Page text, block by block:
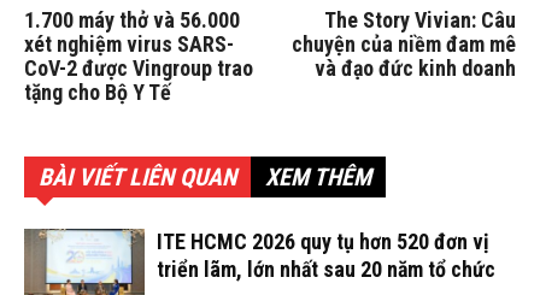
1.700 máy thở và 56.000
xét nghiệm virus SARS-
CoV-2 được Vingroup trao
tặng cho Bộ Y Tế
The Story Vivian: Câu
chuyện của niềm đam mê
và đạo đức kinh doanh
BÀI VIẾT LIÊN QUAN XEM THÊM
ITE HCMC 2026 quy tụ hơn 520 đơn vị
triển lãm, lớn nhất sau 20 năm tổ chức